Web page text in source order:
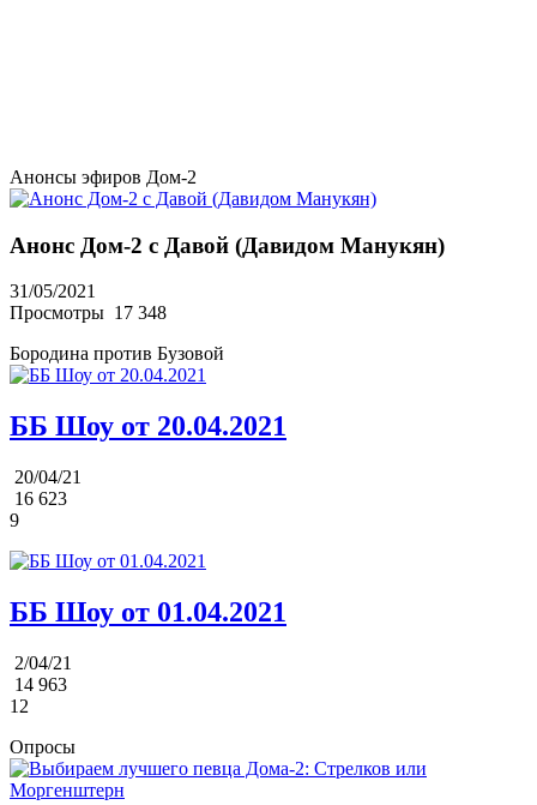
Анонсы эфиров Дом-2
Анонс Дом-2 с Давой (Давидом Манукян)
31/05/2021
Просмотры 17 348
Бородина против Бузовой
ББ Шоу от 20.04.2021
20/04/21
16 623
9
ББ Шоу от 01.04.2021
2/04/21
14 963
12
Опросы